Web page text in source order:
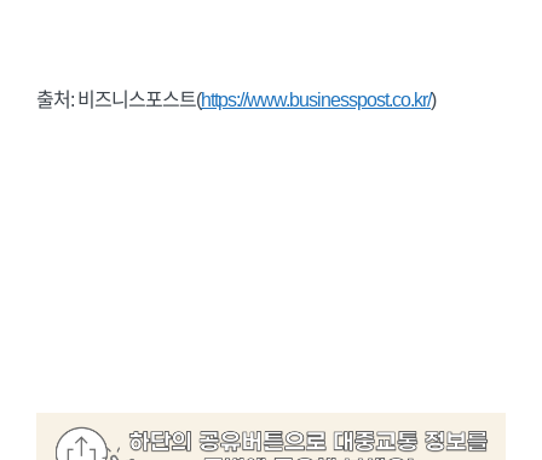
출처: 비즈니스포스트(https://www.businesspost.co.kr/)